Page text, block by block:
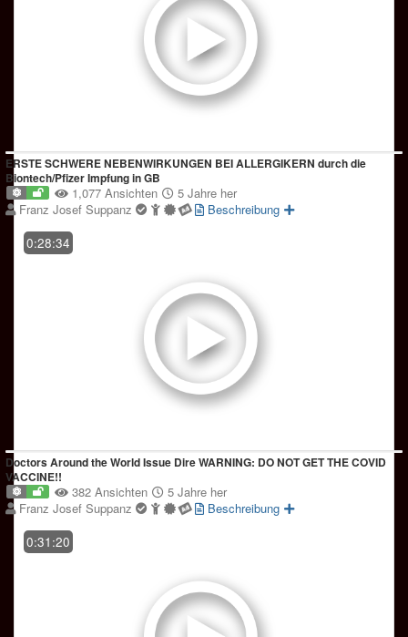
ERSTE SCHWERE NEBENWIRKUNGEN BEI ALLERGIKERN durch die
Biontech/Pfizer Impfung in GB
1,077 Ansichten
5 Jahre her
Franz Josef Suppanz
Beschreibung
0:28:34
Doctors Around the World Issue Dire WARNING: DO NOT GET THE COVID
VACCINE!!
382 Ansichten
5 Jahre her
Franz Josef Suppanz
Beschreibung
0:31:20